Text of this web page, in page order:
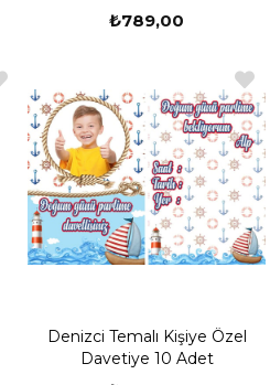
₺789,00
Denizci Temalı Kişiye Özel
Davetiye 10 Adet